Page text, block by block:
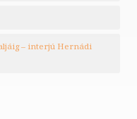
– interjú Hernádi